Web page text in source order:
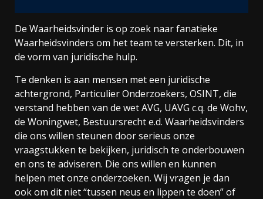
De Waarheidsvinder is op zoek naar fanatieke
Waarheidsvinders om het team te versterken. Dit, in
de vorm van juridische hulp.
Te denken is aan mensen met een juridische
achtergrond, Particulier Onderzoekers, OSINT, die
verstand hebben van de wet AVG, UAVG c.q. de Wohv,
de Woningwet, Bestuursrecht e.d. Waarheidsvinders
die ons willen steunen door serieus onze
vraagstukken te bekijken, juridisch te onderbouwen
en ons te adviseren. Die ons willen en kunnen
helpen met onze onderzoeken. Wij vragen je dan
ook om dit niet “tussen neus en lippen te doen” of